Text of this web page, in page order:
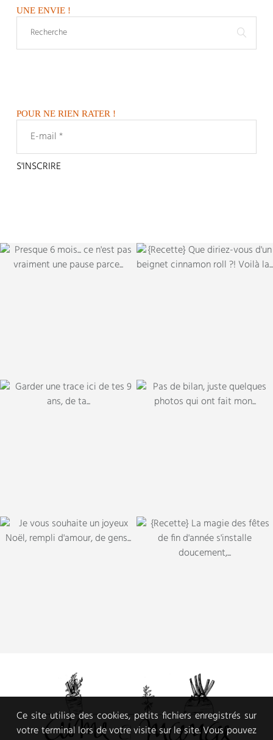
UNE ENVIE !
POUR NE RIEN RATER !
Ce site utilise des cookies, petits fichiers enregistrés sur
votre terminal lors de votre visite sur le site. Vous pouvez